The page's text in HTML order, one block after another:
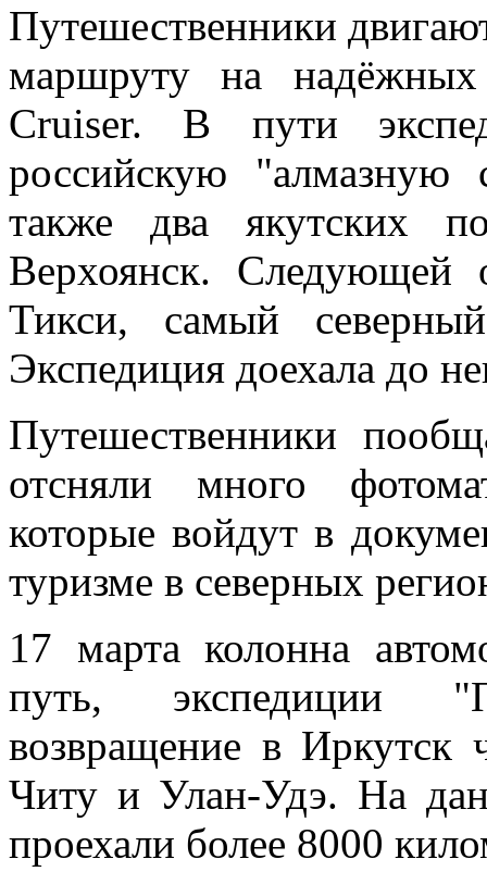
Путешественники
маршруту на
Cruiser. В пути
российскую
также два якутских
Верхоянск. Следующей
Тикси, самый
Экспедиция доехала до
Путешественники
отсняли много
которые войдут в
туризме в северных
17 марта колонна
путь, экспедиции
возвращение в Иркутск
Читу и Улан-Удэ. На
проехали более 8000